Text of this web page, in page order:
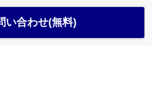
い合わせ(無料)